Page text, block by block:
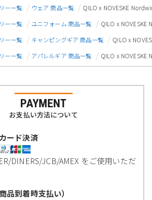
ー一覧 ウェア 商品一覧
QILO x NOVESKE
ー一覧 ユニフォーム 商品一覧
QILO x NOVESKE
ー一覧 キャンピングギア 商品一覧
QILO x
ー一覧 アパレルギア 商品一覧 QILO x NOVESKE
PAYMENT
お支払い方法について
ード決済
DINERS/JCB/AMEX をご使用いただ
品到着時支払い）